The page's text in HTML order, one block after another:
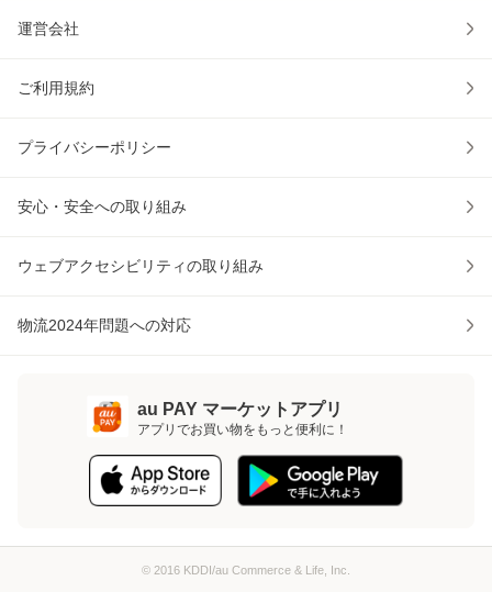
運営会社
ご利用規約
プライバシーポリシー
安心・安全への取り組み
ウェブアクセシビリティの取り組み
物流2024年問題への対応
au PAY マーケットアプリ
アプリでお買い物をもっと便利に！
© 2016 KDDI/au Commerce & Life, Inc.